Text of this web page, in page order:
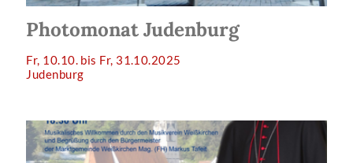
Photomonat Judenburg
Fr, 10.10. bis Fr, 31.10.2025
Judenburg